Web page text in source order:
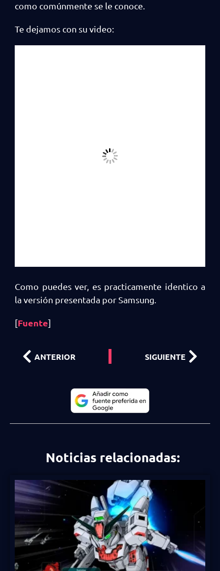
como comúnmente se le conoce.
Te dejamos con su video:
Como puedes ver, es practicamente identico a
la versión presentada por Samsung.
[Fuente]
ANTERIOR SIGUIENTE
Noticias relacionadas: